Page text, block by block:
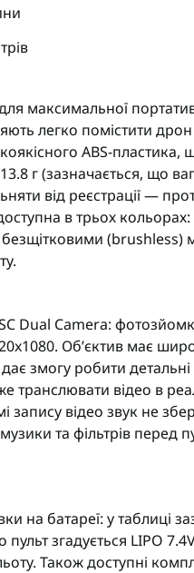
максимальної
легко помістити
ABS-пластика,
г (зазначається, що
від реєстрації —
в трьох
(brushless)
Dual Camera:
Об’єктив має
змогу робити
транслювати відео в
відео звук не
та фільтрів перед
на батареї: у таблиці
пульт згадується LIPO
Також доступні